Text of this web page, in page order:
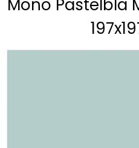
Mono Pastelblå